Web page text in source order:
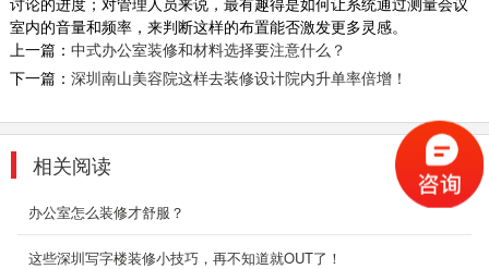
室内的音量和频率，来判断这样的布置能否激发更多灵感。
上一篇： 中式办公室装修和材料选择要注意什么？
下一篇： 深圳南山美容院这样去装修设计院内升单率倍增！
相关阅读
办公室怎么装修才舒服？
这些深圳写字楼装修小技巧，再不知道就OUT了！
特质出发，稳重大气，典雅中不乏设计感，突显
高品位...
2018-07-30
深圳东森装饰公司是一家专业承接深圳厂房装修
的装饰公司。我们有多年的深圳厂房装修的经
2018-07-30
现代办公室装修_金丰禾